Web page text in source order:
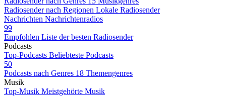
Radiosender nach Regionen Lokale Radiosender
Nachrichten Nachrichtenradios
99
Empfohlen Liste der besten Radiosender
Podcasts
Top-Podcasts Beliebteste Podcasts
50
Podcasts nach Genres 18 Themengenres
Musik
Top-Musik Meistgehörte Musik